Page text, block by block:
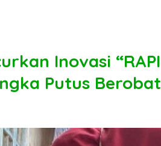
Inovasi “RAPI
Putus Berobat